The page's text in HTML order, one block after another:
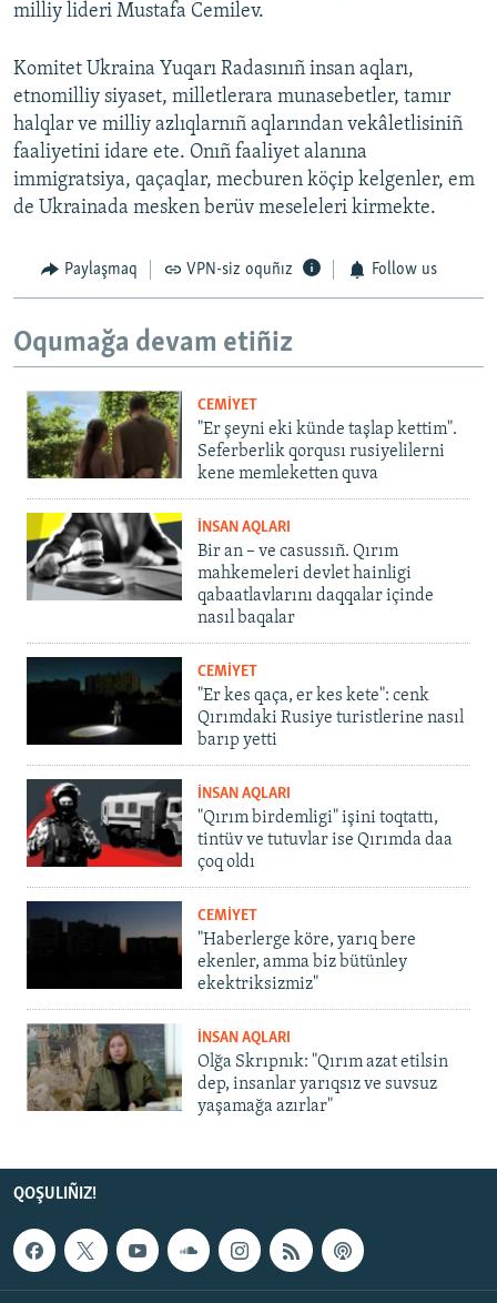
milliy lideri Mustafa Cemilev.
Komitet Ukraina Yuqarı Radasınıñ insan aqları,
etnomilliy siyaset, milletlerara munasebetler, tamır
halqlar ve milliy azlıqlarnıñ aqlarından vekâletlisiniñ
faaliyetini idare ete. Onıñ faaliyet alanına
immigratsiya, qaçaqlar, mecburen köçip kelgenler, em
de Ukrainada mesken berüv meseleleri kirmekte.
Paylaşmaq VPN-siz oquñız Follow us
Oqumağa devam etiñiz
CEMİYET
"Er şeyni eki künde taşlap kettim".
Seferberlik qorqusı rusiyelilerni
kene memleketten quva
İNSAN AQLARI
Bir an – ve casussıñ. Qırım
mahkemeleri devlet hainligi
qabaatlavlarını daqqalar içinde
nasıl baqalar
CEMİYET
"Er kes qaça, er kes kete": cenk
Qırımdaki Rusiye turistlerine nasıl
barıp yetti
İNSAN AQLARI
"Qırım birdemligi" işini toqtattı,
tintüv ve tutuvlar ise Qırımda daa
çoq oldı
CEMİYET
"Haberlerge köre, yarıq bere
ekenler, amma biz bütünley
ekektriksizmiz"
İNSAN AQLARI
Olğa Skrıpnık: "Qırım azat etilsin
dep, insanlar yarıqsız ve suvsuz
yaşamağa azırlar"
QOŞULIÑIZ!